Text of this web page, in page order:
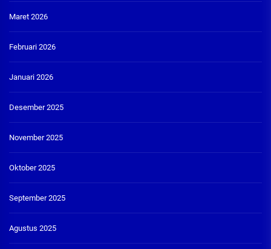
Maret 2026
Februari 2026
Januari 2026
Desember 2025
November 2025
Oktober 2025
September 2025
Agustus 2025